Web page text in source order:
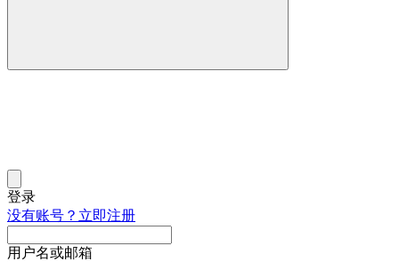
登录
没有账号？立即注册
用户名或邮箱